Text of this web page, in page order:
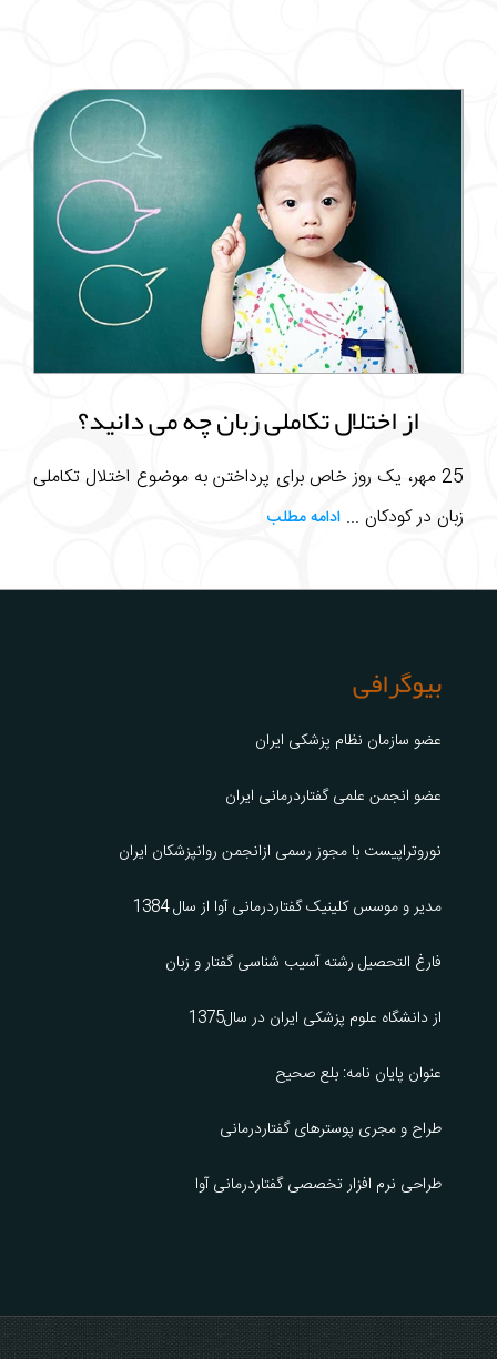
از اختلال تکاملی زبان چه می دانید؟
25 مهر، یک روز خاص برای پرداختن به موضوع اختلال تکاملی
زبان در کودکان ... ادامه مطلب
بیوگرافی
عضو سازمان نظام پزشکی ایران
عضو انجمن علمی گفتاردرمانی ایران
نوروتراپیست با مجوز رسمی ازانجمن روانپزشکان ایران
مدیر و موسس کلینیک گفتاردرمانی آوا از سال 1384
فارغ التحصیل رشته آسیب شناسی گفتار و زبان
از دانشگاه علوم پزشکی ایران در سال1375
عنوان پایان نامه: بلع صحیح
طراح و مجری پوسترهای گفتاردرمانی
طراحی نرم افزار تخصصی گفتاردرمانی آوا